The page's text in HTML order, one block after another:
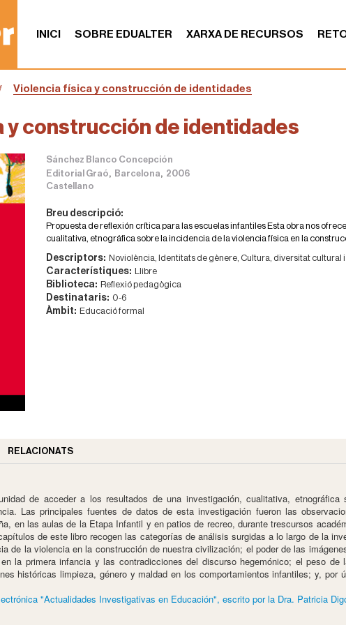
INICI SOBRE EDUALTER XARXA DE RECURSOS
Violencia física y construcción de identidades
y construcción de identidades
Sánchez Blanco Concepción
Editorial Graó, Barcelona, 2006
Castellano
Breu descripció:
Propuesta de reflexión crítica para las escuelas infantiles Esta obra nos
cualitativa, etnográfica sobre la incidencia de la violencia física en la
Descriptors: Noviolència, Identitats de gènere, Cultura, diversitat cultural
Característiques: Llibre
Biblioteca: Reflexió pedagògica
Destinataris: 0-6
Àmbit: Educació formal
RELACIONATS
de acceder a los resultados de una investigación, cualitativa,
Las principales fuentes de datos de esta investigación fueron las
en las aulas de la Etapa Infantil y en patios de recreo, durante trescursos
de este libro recogen las categorías de análisis surgidas a lo largo de la
de la violencia en la construcción de nuestra civilización; el poder de las
la primera infancia y las contradicciones del discurso hegemónico; el peso
históricas limpieza, género y maldad en los comportamientos infantiles; y,
"Actualidades Investigativas en Educación", escrito por la Dra. Patricia